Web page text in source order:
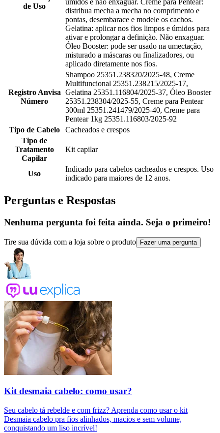
de Uso
úmidos e não enxaguar. Creme para Pentear:
distribua mecha a mecha no comprimento e
pontas, desembarace e modele os cachos.
Gelatina: aplicar nos fios limpos e úmidos para
ativar e prolongar a definição. Não enxaguar.
Óleo Booster: pode ser usado na umectação,
misturado a máscaras ou finalizadores, ou
aplicado diretamente nos fios.
Registro Anvisa
Número
Shampoo 25351.238320/2025-48, Creme
Multifuncional 25351.238215/2025-17,
Gelatina 25351.116804/2025-37, Óleo Booster
25351.238304/2025-55, Creme para Pentear
300ml 25351.241479/2025-40, Creme para
Pentear 1kg 25351.116803/2025-92
Tipo de Cabelo
Cacheados e crespos
Tipo de
Tratamento
Capilar
Kit capilar
Uso
Indicado para cabelos cacheados e crespos. Uso
indicado para maiores de 12 anos.
Perguntas e Respostas
Nenhuma pergunta foi feita ainda. Seja o primeiro!
Tire sua dúvida com a loja sobre o produto Fazer uma pergunta
Kit desmaia cabelo: como usar?
Seu cabelo tá rebelde e com frizz? Aprenda como usar o kit
Desmaia cabelo pra fios alinhados, macios e sem volume,
conquistando um liso incrível!